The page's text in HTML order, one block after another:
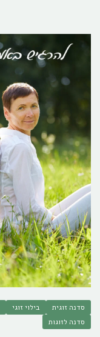
סדנה זוגית בילוי זוגי
סדנה לזוגות